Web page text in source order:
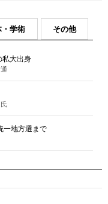
・学術 その他
私大出身
一地方選まで